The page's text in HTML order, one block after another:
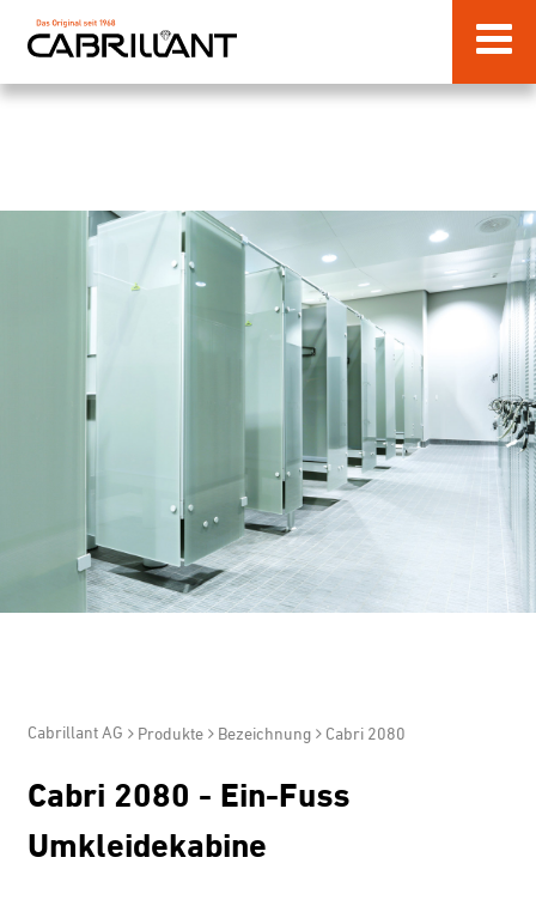
Cabrillant AG Produkte Bezeichnung Cabri 2080
Cabri 2080 - Ein-Fuss
Umkleidekabine